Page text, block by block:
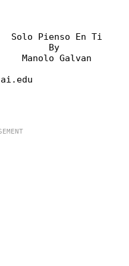
Solo Pienso En Ti
By
Manolo Galvan